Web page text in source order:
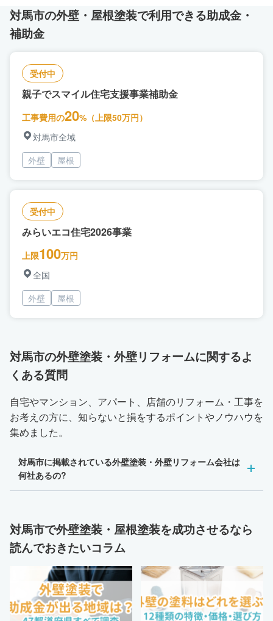
対馬市の外壁・屋根塗装で利用できる助成金・
補助金
受付中
親子でスマイル住宅支援事業補助金
工事費用の20%（上限50万円）
対馬市全域
外壁
屋根
受付中
みらいエコ住宅2026事業
上限100万円
全国
外壁
屋根
対馬市の外壁塗装・外壁リフォームに関するよ
くある質問
自宅やマンション、アパート、店舗のリフォーム・工事を
お考えの方に、知らないと損をするポイントやノウハウを
集めました。
対馬市に掲載されている外壁塗装・外壁リフォーム会社は
何社あるの?
対馬市で外壁塗装・屋根塗装を成功させるなら
読んでおきたいコラム